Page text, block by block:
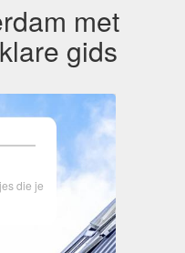
met
gids
die je